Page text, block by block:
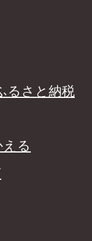
るさと納税
る